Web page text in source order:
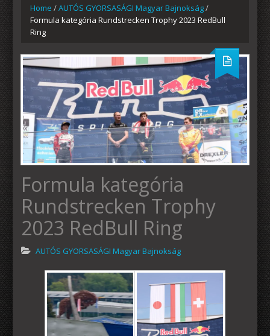
Home /AUTÓS GYORSASÁGI Magyar Bajnokság/
Formula kategória Rundstrecken Trophy 2023 RedBull
Ring
Formula kategória
Rundstrecken Trophy
2023 RedBull Ring
AUTÓS GYORSASÁGI Magyar Bajnokság